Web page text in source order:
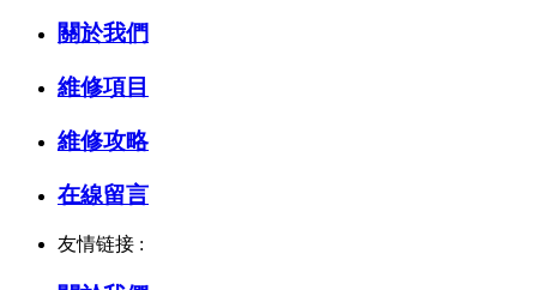
關於我們
維修項目
維修攻略
在線留言
友情链接 :